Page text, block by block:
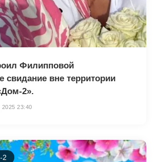
Филипповой
свидание вне территории
2».
23:40
2